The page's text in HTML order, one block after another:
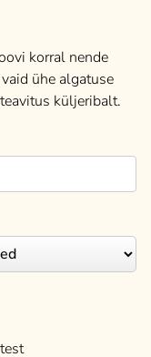
korral nende
ühe algatuse
küljeribalt.